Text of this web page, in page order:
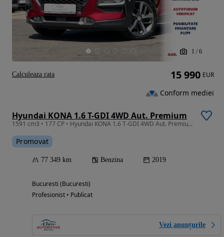
1 / 6
Hyundai KONA 1.6 T-GDI 4WD Aut. Premium
1591 cm3 • 177 CP • Hyundai KONA 1.6 T-GDI 4WD Aut. Premium
Promovat
77 349 km Benzina 2019
Bucuresti (Bucuresti)
Profesionist • Publicat
Vezi anunțurile
15 990 EUR
Conform mediei
Calculeaza rata